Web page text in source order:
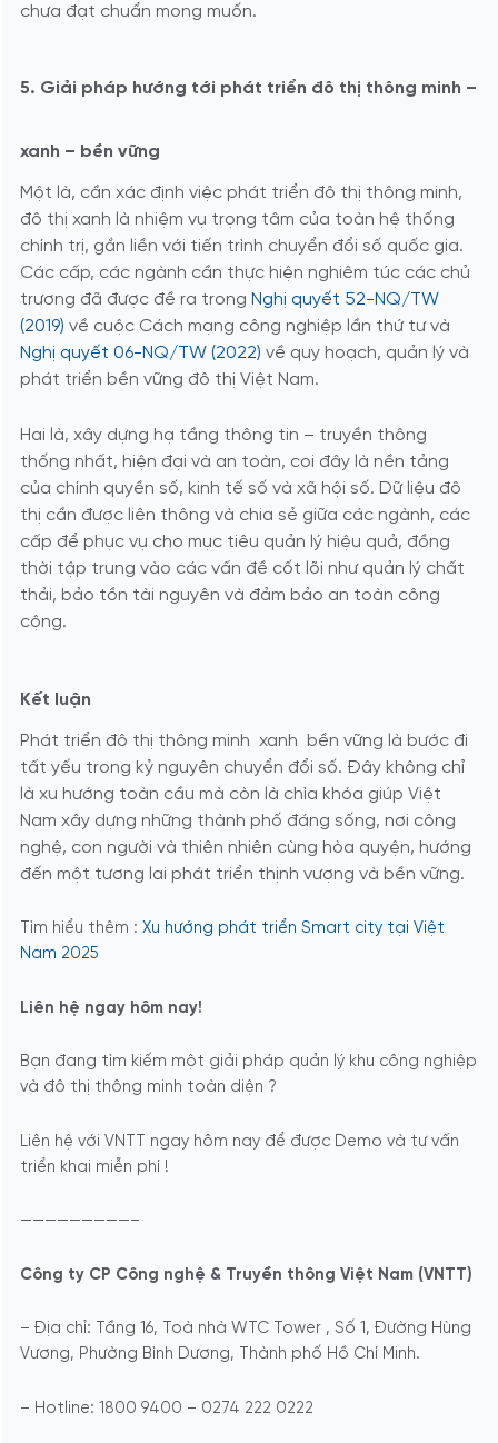
chưa đạt chuẩn mong muốn.
5. Giải pháp hướng tới phát triển đô thị thông minh –
xanh – bền vững
Một là, cần xác định việc phát triển đô thị thông minh,
đô thị xanh là nhiệm vụ trọng tâm của toàn hệ thống
chính trị, gắn liền với tiến trình chuyển đổi số quốc gia.
Các cấp, các ngành cần thực hiện nghiêm túc các chủ
trương đã được đề ra trong Nghị quyết 52-NQ/TW
(2019) về cuộc Cách mạng công nghiệp lần thứ tư và
Nghị quyết 06-NQ/TW (2022) về quy hoạch, quản lý và
phát triển bền vững đô thị Việt Nam.
Hai là, xây dựng hạ tầng thông tin – truyền thông
thống nhất, hiện đại và an toàn, coi đây là nền tảng
của chính quyền số, kinh tế số và xã hội số. Dữ liệu đô
thị cần được liên thông và chia sẻ giữa các ngành, các
cấp để phục vụ cho mục tiêu quản lý hiệu quả, đồng
thời tập trung vào các vấn đề cốt lõi như quản lý chất
thải, bảo tồn tài nguyên và đảm bảo an toàn công
cộng.
Kết luận
Phát triển đô thị thông minh xanh bền vững là bước đi
tất yếu trong kỷ nguyên chuyển đổi số. Đây không chỉ
là xu hướng toàn cầu mà còn là chìa khóa giúp Việt
Nam xây dựng những thành phố đáng sống, nơi công
nghệ, con người và thiên nhiên cùng hòa quyện, hướng
đến một tương lai phát triển thịnh vượng và bền vững.
Tìm hiểu thêm : Xu hướng phát triển Smart city tại Việt
Nam 2025
Liên hệ ngay hôm nay!
Bạn đang tìm kiếm một giải pháp quản lý khu công nghiệp
và đô thị thông minh toàn diện ?
Liên hệ với VNTT ngay hôm nay để được Demo và tư vấn
triển khai miễn phí !
—————————–
Công ty CP Công nghệ & Truyền thông Việt Nam (VNTT)
– Địa chỉ: Tầng 16, Toà nhà WTC Tower , Số 1, Đường Hùng
Vương, Phường Bình Dương, Thành phố Hồ Chí Minh.
– Hotline: 1800 9400 – 0274 222 0222